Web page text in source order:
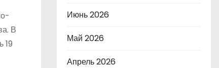
В
19
Июнь 2026
Май 2026
Апрель 2026